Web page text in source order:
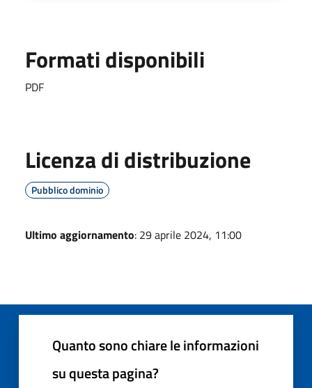
Formati disponibili
PDF
Licenza di distribuzione
Pubblico dominio
Ultimo aggiornamento: 29 aprile 2024, 11:00
Quanto sono chiare le informazioni
su questa pagina?